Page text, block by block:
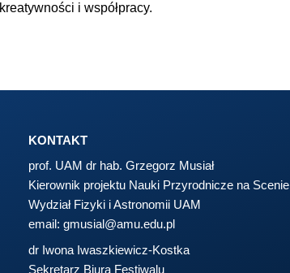
i współpracy.
KONTAKT
prof. UAM dr hab. Grzegorz Musiał
Kierownik projektu Nauki Przyrodnicze na Scenie
Wydział Fizyki i Astronomii UAM
email:gmusial@amu.edu.pl
dr Iwona Iwaszkiewicz-Kostka
Sekretarz Biura Festiwalu